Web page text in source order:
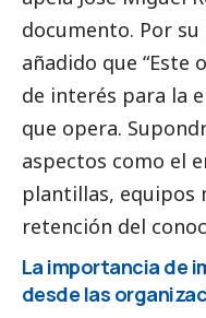
documento. Por
añadido que
de interés para la
que opera.
aspectos como el
plantillas, equipos
retención del
La importancia de
desde las